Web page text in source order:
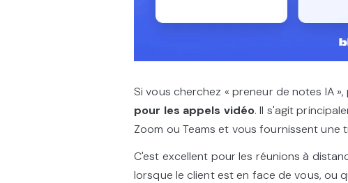
Si vous cherchez « preneur de notes IA
pour les appels vidéo. Il s'agit
Zoom ou Teams et vous fournissent une
C'est excellent pour les réunions à
lorsque le client est en face de vous, ou